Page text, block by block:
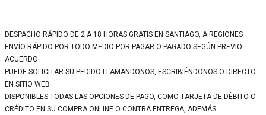
DESPACHO RÁPIDO DE 2 A 18 HORAS GRATIS EN SANTIAGO, A REGIONES
ENVÍO RÁPIDO POR TODO MEDIO POR PAGAR O PAGADO SEGÚN PREVIO
ACUERDO
PUEDE SOLICITAR SU PEDIDO LLAMÁNDONOS, ESCRIBIÉNDONOS O DIRECTO
EN SITIO WEB
DISPONIBLES TODAS LAS OPCIONES DE PAGO, COMO TARJETA DE DÉBITO O
CRÉDITO EN SU COMPRA ONLINE O CONTRA ENTREGA, ADEMÁS